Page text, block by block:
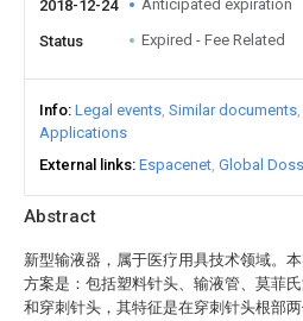
Abstract
新型输液器，属于医疗用具技术领域。
方案是：包括塑料针头、输液管、莫菲
和穿刺针头，其特征是在穿刺针头根部
2018-12-24 Anticipated expiration
Status Expired - Fee Related
Info Legal events Similar documents
Applications
External links Espacenet Global